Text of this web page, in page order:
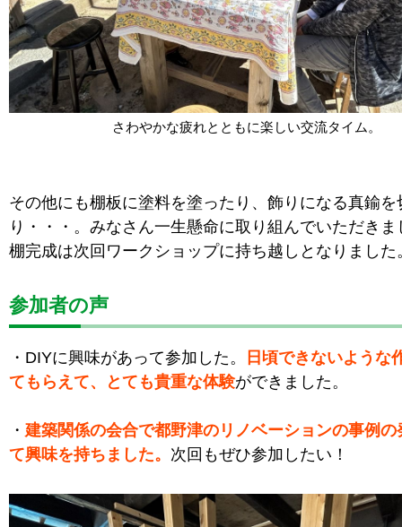
さわやかな疲れとともに楽しい交流タイム。
その他にも棚板に塗料を塗ったり、飾りになる真鍮を
り・・・。みなさん一生懸命に取り組んでいただきま
棚完成は次回ワークショップに持ち越しとなりました
参加者の声
・DIYに興味があって参加した。
日頃できないような
てもらえて、とても貴重な体験ができました。
・ 建築関係の会合で都野津のリノベーションの事例の
て興味を持ちました。 次回もぜひ参加したい！